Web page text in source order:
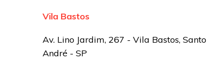
Vila Bastos
Av. Lino Jardim, 267 - Vila Bastos, Santo
André - SP